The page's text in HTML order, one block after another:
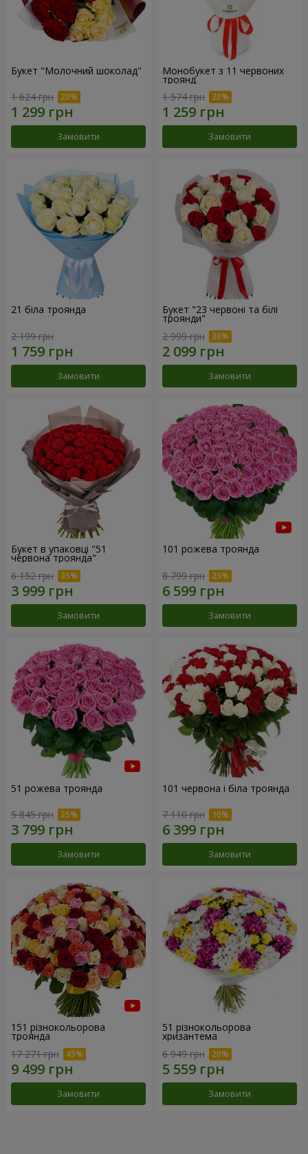
Букет "Молочний шоколад"
1 624 грн
Замовити
Монобукет з 11 червоних
троянд
1 574 грн
Замовити
21 біла троянда
2 199 грн
Замовити
Букет "23 червоні та білі
троянди"
2 999 грн
Замовити
Букет в упаковці "51
червона троянда"
6 152 грн
Замовити
101 рожева троянда
8 799 грн
Замовити
51 рожева троянда
5 845 грн
Замовити
101 червона і біла троянда
7 110 грн
Замовити
151 різнокольорова
троянда
17 271 грн
Замовити
51 різнокольорова
хризантема
6 949 грн
Замовити